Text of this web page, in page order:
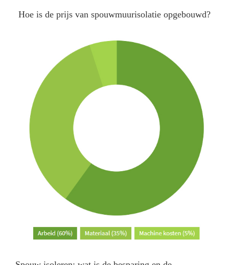
Hoe is de prijs van spouwmuurisolatie opgebouwd?